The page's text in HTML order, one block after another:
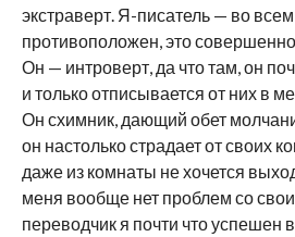
экстраверт. Я-писатель — во
противоположен, это совершенно
Он — интроверт, да что там, он
и только отписывается от них в
Он схимник, дающий обет
он настолько страдает от своих
даже из комнаты не хочется
меня вообще нет проблем со
переводчик я почти что успешен